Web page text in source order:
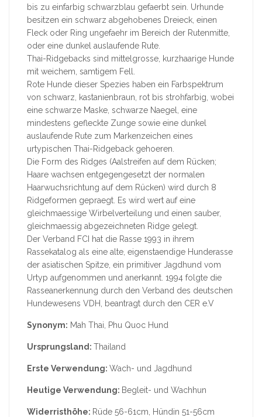
bis zu einfarbig schwarzblau gefaerbt sein. Urhunde
besitzen ein schwarz abgehobenes Dreieck, einen
Fleck oder Ring ungefaehr im Bereich der Rutenmitte,
oder eine dunkel auslaufende Rute.
Thai-Ridgebacks sind mittelgrosse, kurzhaarige Hunde
mit weichem, samtigem Fell.
Rote Hunde dieser Spezies haben ein Farbspektrum
von schwarz, kastanienbraun, rot bis strohfarbig, wobei
eine schwarze Maske, schwarze Naegel, eine
mindestens gefleckte Zunge sowie eine dunkel
auslaufende Rute zum Markenzeichen eines
urtypischen Thai-Ridgeback gehoeren.
Die Form des Ridges (Aalstreifen auf dem Rücken;
Haare wachsen entgegengesetzt der normalen
Haarwuchsrichtung auf dem Rücken) wird durch 8
Ridgeformen gepraegt. Es wird wert auf eine
gleichmaessige Wirbelverteilung und einen sauber,
gleichmaessig abgezeichneten Ridge gelegt.
Der Verband FCI hat die Rasse 1993 in ihrem
Rassekatalog als eine alte, eigenstaendige Hunderasse
der asiatischen Spitze, ein primitiver Jagdhund vom
Urtyp aufgenommen und anerkannt. 1994 folgte die
Rasseanerkennung durch den Verband des deutschen
Hundewesens VDH, beantragt durch den CER e.V
Synonym: Mah Thai, Phu Quoc Hund
Ursprungsland: Thailand
Erste Verwendung: Wach- und Jagdhund
Heutige Verwendung: Begleit- und Wachhun
Widerristhöhe: Rüde 56-61cm, Hündin 51-56cm